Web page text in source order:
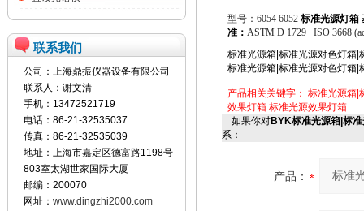
联系我们
公司：上海鼎振仪器设备有限公司
联系人：谢文清
手机：13472521719
电话：86-21-32535037
传真：86-21-32535039
地址：上海市嘉定区德富路1198号
803室太湖世家国际大厦
邮编：200070
网址： www.dingzhi2000.com
型号： 6054 6052 标准光源灯箱
准： ASTM D 1729
ISO 3668
标准光源箱|标准光源对色灯箱|
标准光源箱|标准光源对色灯箱|
产品相关关键字： 标准光源箱|
效果灯箱 标准光源效果灯箱
如果你对BYK标准光源箱|标
系：
产品：